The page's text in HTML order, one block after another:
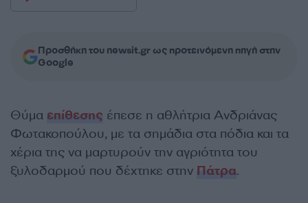
Προσθήκη του newsit.gr ως προτεινόμενη πηγή στην
Google
Θύμα επίθεσης έπεσε η αθλήτρια Ανδριάνας
Φωτακοπούλου, με τα σημάδια στα πόδια και τα
χέρια της να μαρτυρούν την αγριότητα του
ξυλοδαρμού που δέχτηκε στην Πάτρα.